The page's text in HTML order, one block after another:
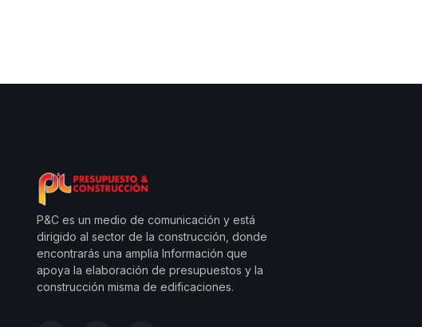
P&C es un medio de comunicación y está
dirigido al sector de la construcción, donde
encontrarás una amplia Información que
apoya la elaboración de presupuestos y la
construcción misma de edificaciones.